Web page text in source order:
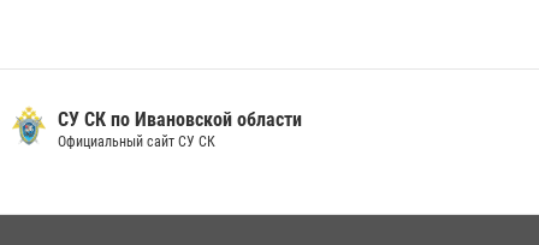
более 250 единиц оружия
08 июля 2026, 09:39
схожий с гранатой
СУ СК по Ивановской области
Официальный сайт СУ СК